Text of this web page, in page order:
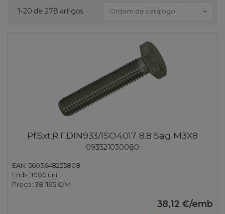
1-20 de 278 artigos Ordem de catálogo
Pf.Sxt.RT DIN933/ISO4017 8.8 Sag M3X8
093321030080
EAN: 5603648255808
Emb.:1000 uni
Preço: 38,1165 €/Ml
38,12 €/emb